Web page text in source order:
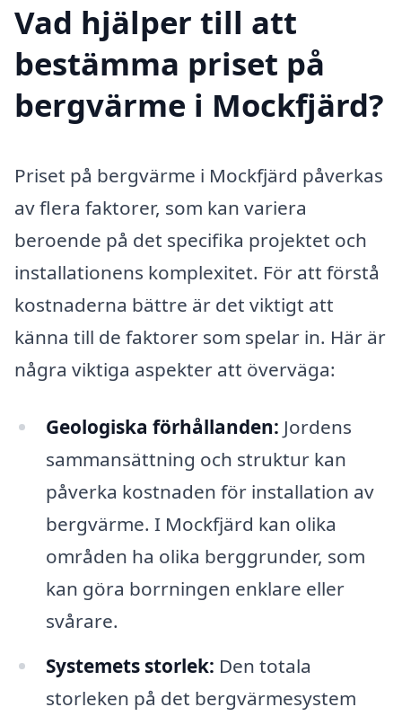
Vad hjälper till att
bestämma priset på
bergvärme i Mockfjärd?
Priset på bergvärme i Mockfjärd påverkas
av flera faktorer, som kan variera
beroende på det specifika projektet och
installationens komplexitet. För att förstå
kostnaderna bättre är det viktigt att
känna till de faktorer som spelar in. Här är
några viktiga aspekter att överväga:
Geologiska förhållanden: Jordens
sammansättning och struktur kan
påverka kostnaden för installation av
bergvärme. I Mockfjärd kan olika
områden ha olika berggrunder, som
kan göra borrningen enklare eller
svårare.
Systemets storlek: Den totala
storleken på det bergvärmesystem